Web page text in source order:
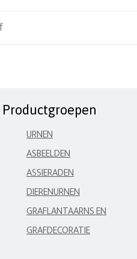
Productgroepen
URNEN
ASBEELDEN
ASSIERADEN
DIERENURNEN
GRAFLANTAARNS EN
GRAFDECORATIE